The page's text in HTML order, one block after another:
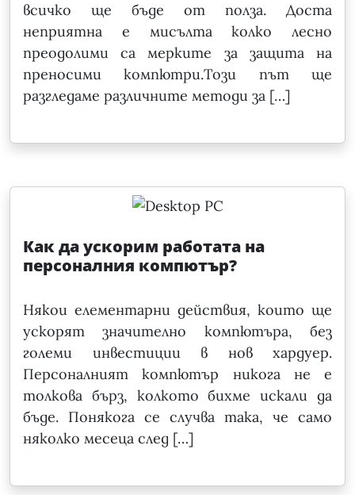
всичко ще бъде от полза. Доста
нeприятна e мисълта колко лесно
преодолими са мерките за защита на
преносими компютри.Toзи път ще
разгледаме различните методи за […]
Как да ускорим работата на
персоналния компютър?
Някои елементарни действия, които ще
ускорят значително компютъра, без
големи инвестиции в нов хардуер.
Персоналният компютър никога не е
толкова бърз, колкото бихме искали да
бъде. Понякога се случва така, че само
няколко месеца след […]